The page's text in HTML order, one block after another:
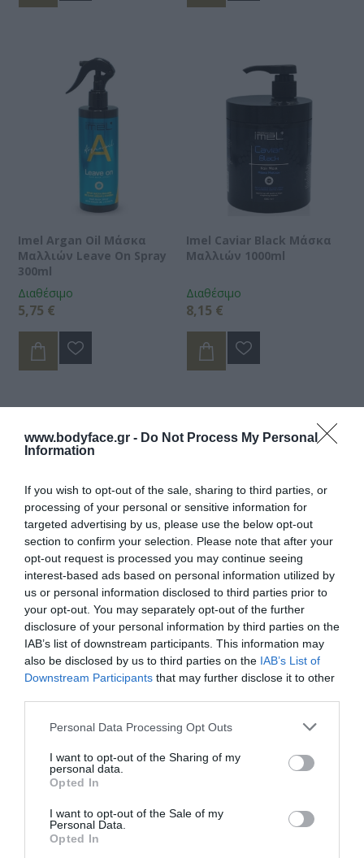
www.bodyface.gr - Do Not Process My Personal
Information
If you wish to opt-out of the sale, sharing to third parties, or
processing of your personal or sensitive information for
targeted advertising by us, please use the below opt-out
section to confirm your selection. Please note that after your
opt-out request is processed you may continue seeing
interest-based ads based on personal information utilized by
us or personal information disclosed to third parties prior to
your opt-out. You may separately opt-out of the further
disclosure of your personal information by third parties on the
IAB’s list of downstream participants. This information may
also be disclosed by us to third parties on the IAB’s List of
Downstream Participants that may further disclose it to other
Please note that this website/app uses one or more Google
not limited to your visit or usage behaviour. You may click to
grant or deny consent to Google and its third-party tags to
use your data for below specified purposes in below Google
consent section.
Personal Data Processing Opt Outs
I want to opt-out of the Sharing of my
personal data.
Opted In
I want to opt-out of the Sale of my
Personal Data.
Opted In
Imel Argan Oil Μάσκα
Μαλλιών Leave On Spray
300ml
Διαθέσιμο
5,75 €
Imel Caviar Black Μάσκα
Μαλλιών 1000ml
Διαθέσιμο
8,15 €
Imel Collagen Μάσκα
Μαλλιών 1000ml
Διαθέσιμο
8,00 €
Imel Keratin Infusion
Μάσκα Μαλλιών 1000ml
Διαθέσιμο
8,25 €